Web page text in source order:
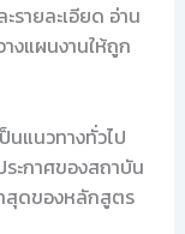
รายละเอียด อ่าน
างแผนงานให้ถูก
นแนวทางทั่วไป
ะกาศของสถาบัน
สุดของหลักสูตร